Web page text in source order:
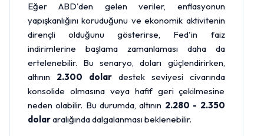
Eğer ABD'den gelen veriler, enflasyonun
yapışkanlığını koruduğunu ve ekonomik aktivitenin
dirençli olduğunu gösterirse, Fed'in faiz
indirimlerine başlama zamanlaması daha da
ertelenebilir. Bu senaryo, doları güçlendirirken,
altının 2.300 dolardestek seviyesi civarında
konsolide olmasına veya hafif geri çekilmesine
neden olabilir. Bu durumda, altının 2.280 - 2.350
dolararalığında dalgalanması beklenebilir.